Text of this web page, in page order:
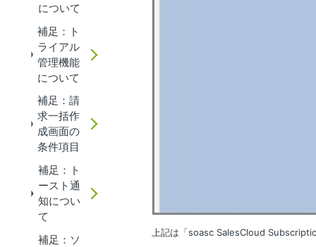
について
補足：ト
ライアル
管理機能
について
補足：請
求一括作
成画面の
条件項目
補足：ト
ースト通
知につい
て
補足：ソ
上記は「soasc SalesCloud